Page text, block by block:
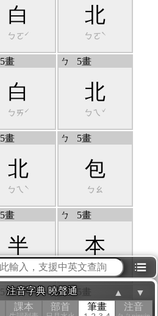
白
ㄅㄛˊ
北
ㄅㄛˋ
5畫
白
ㄅㄞˊ
ㄅ 5畫
北
ㄅㄟˇ
5畫
北
ㄅㄟˋ
ㄅ 5畫
包
ㄅㄠ
5畫
半
ㄅㄢˋ
ㄅ 5畫
本
ㄅㄣˇ
5畫 ㄅ 5畫
⁝☰
注音字典 曉聲通
課本 部首 筆畫 注音
▲ ▼